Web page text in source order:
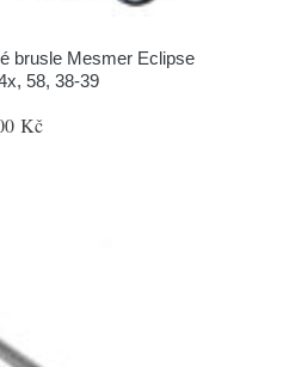
brusle Mesmer Eclipse
58, 38-39
Kč